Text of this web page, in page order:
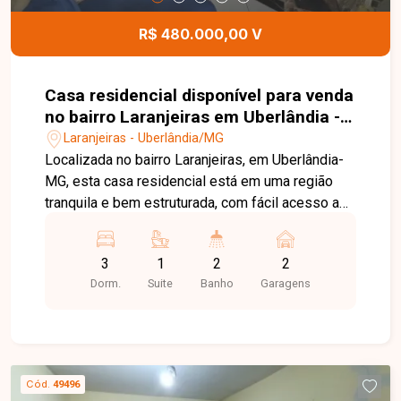
R$ 480.000,00 V
Casa residencial disponível para venda
no bairro Laranjeiras em Uberlândia -
MGLaranjeiras - Uberlândia/MG
Localizada no bairro Laranjeiras, em Uberlândia-
MG, esta casa residencial está em uma região
tranquila e bem estruturada, com fácil acesso a
cidade, ideal para quem busca conforto, espaço e
qualidade de vida. Casa com aproximadamente
150 m² de área construída, em terreno de 240 m²,
lavanderia com varanda e 02 vagas de garagem
cobertas. Uma excelente oportunidade para morar
3
Dorm.
1
Suite
2
Banho
2
Garagens
Cód. 49496